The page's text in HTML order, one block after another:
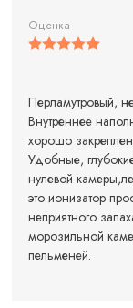
Оценка
Перламутровый,
Внутреннее
хорошо
Удобные,
нулевой
это ионизатор
неприятного
морозильной
пельменей.